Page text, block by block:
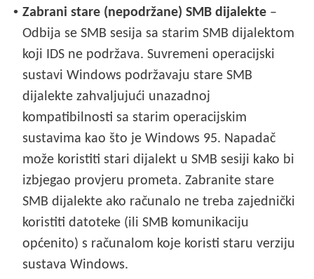
• Zabrani stare (nepodržane) SMB dijalekte –
Odbija se SMB sesija sa starim SMB dijalektom
koji IDS ne podržava. Suvremeni operacijski
sustavi Windows podržavaju stare SMB
dijalekte zahvaljujući unazadnoj
kompatibilnosti sa starim operacijskim
sustavima kao što je Windows 95. Napadač
može koristiti stari dijalekt u SMB sesiji kako bi
izbjegao provjeru prometa. Zabranite stare
SMB dijalekte ako računalo ne treba zajednički
koristiti datoteke (ili SMB komunikaciju
općenito) s računalom koje koristi staru verziju
sustava Windows.